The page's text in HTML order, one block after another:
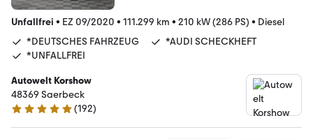
Unfallfrei • EZ 09/2020 • 111.299 km • 210 kW (286 PS) • Diesel
*DEUTSCHES FAHRZEUG
*AUDI SCHECKHEFT
*UNFALLFREI
Autowelt Korshow
48369 Saerbeck
4.9 Sterne
(192)